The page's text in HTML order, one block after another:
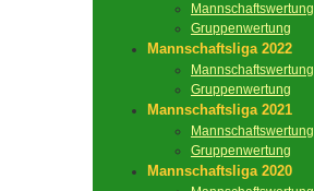
Mannschaftswertung
Gruppenwertung
Mannschaftsliga 2022
Mannschaftswertung
Gruppenwertung
Mannschaftsliga 2021
Mannschaftswertung
Gruppenwertung
Mannschaftsliga 2020